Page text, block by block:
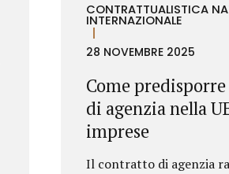
perdita del lavoro, una
un accumulo
finanziarie non più
rispondere a queste
italiano ha introdotto
oggi disciplinati dal
d’impresa e
sistematizzato e
CONTRATTUALISTICA
INTERNAZIONALE
28 NOVEMBRE 2025
Come
di agenzia nella
imprese
Il contratto di agenzia